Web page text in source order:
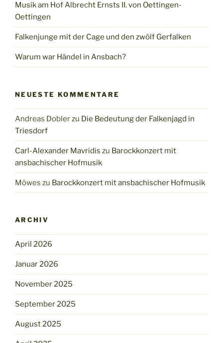
Musik am Hof Albrecht Ernsts II. von Oettingen-
Oettingen
Falkenjunge mit der Cage und den zwölf Gerfalken
Warum war Händel in Ansbach?
NEUESTE KOMMENTARE
Andreas Doblerzu Die Bedeutung der Falkenjagd in
Triesdorf
Carl-Alexander Mavridis zu Barockkonzert mit
ansbachischer Hofmusik
Möwes zu Barockkonzert mit ansbachischer Hofmusik
ARCHIV
April 2026
Januar 2026
November 2025
September 2025
August 2025